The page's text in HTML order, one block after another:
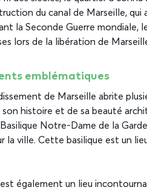
du canal de Marseille,
la Seconde Guerre
lors de la libération de
emblématiques
de Marseille abrite
histoire et de sa beauté
Notre-Dame de la
la ville. Cette basilique est un
également un lieu